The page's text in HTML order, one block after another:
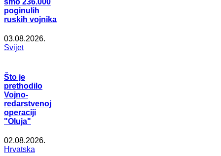
poginulih
ruskih vojnika
03.08.2026.
Svijet
Što je
prethodilo
Vojno-
redarstvenoj
operaciji
"Oluja"
02.08.2026.
Hrvatska